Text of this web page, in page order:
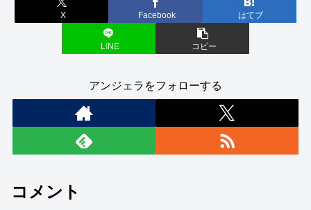
X Facebook はてブ
LINE コピー
アンジェラをフォローする
コメント